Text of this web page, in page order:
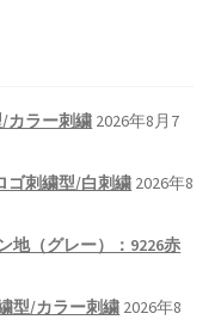
カラー刺繍 2026年8月7
ゴ刺繍型/白刺繍 2026年8
地（グレー）：9226赤
型/カラー刺繍 2026年8